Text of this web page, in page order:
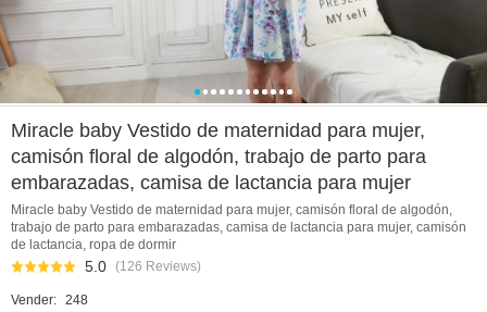
012 3 91011
Miracle baby Vestido de maternidad para mujer,
camisón floral de algodón, trabajo de parto para
embarazadas, camisa de lactancia para mujer
Miracle baby Vestido de maternidad para mujer, camisón floral de algodón,
trabajo de parto para embarazadas, camisa de lactancia para mujer, camisón
de lactancia, ropa de dormir
5.0 (126 Reviews)
Vender: 248